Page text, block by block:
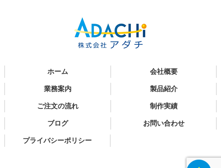
ホーム 会社概要
業務案内 製品紹介
ご注文の流れ 制作実績
ブログ お問い合わせ
プライバシーポリシー